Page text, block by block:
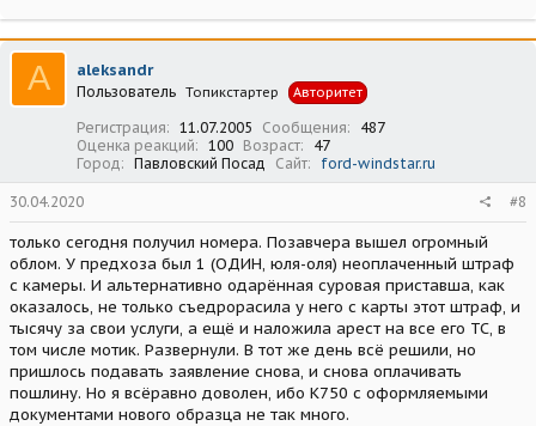
A aleksandr
Пользователь Топикстартер Авторитет
Регистрация 11.07.2005 Сообщения
487
Оценка реакций
100 Возраст
47
Город
Павловский Посад Сайт ford-windstar.ru
30.04.2020 #8
только сегодня получил номера. Позавчера вышел огромный
облом. У предхоза был 1 (ОДИН, юля-оля) неоплаченный штраф
с камеры. И альтернативно одарённая суровая приставша, как
оказалось, не только съедрорасила у него с карты этот штраф, и
тысячу за свои услуги, а ещё и наложила арест на все его ТС, в
том числе мотик. Развернули. В тот же день всё решили, но
пришлось подавать заявление снова, и снова оплачивать
пошлину. Но я всёравно доволен, ибо К750 с оформляемыми
документами нового образца не так много.